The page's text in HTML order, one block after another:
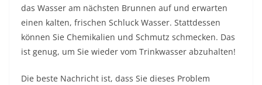
das Wasser am nächsten Brunnen auf und erwarten
einen kalten, frischen Schluck Wasser. Stattdessen
können Sie Chemikalien und Schmutz schmecken. Das
ist genug, um Sie wieder vom Trinkwasser abzuhalten!
Die beste Nachricht ist, dass Sie dieses Problem